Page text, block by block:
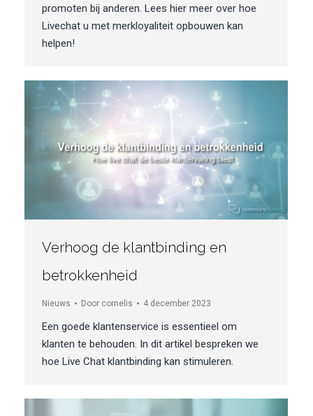
promoten bij anderen. Lees hier meer over hoe
Livechat u met merkloyaliteit opbouwen kan
helpen!
Verhoog de klantbinding en
betrokkenheid
Nieuws Door cornelis 4 december 2023
Een goede klantenservice is essentieel om
klanten te behouden. In dit artikel bespreken we
hoe Live Chat klantbinding kan stimuleren.